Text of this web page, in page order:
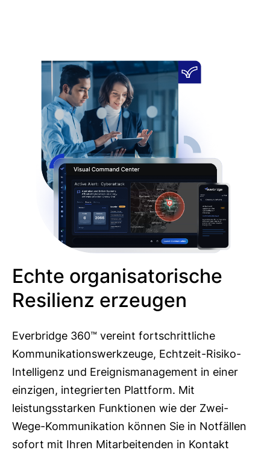
Echte organisatorische
Resilienz erzeugen
Everbridge 360™ vereint fortschrittliche
Kommunikationswerkzeuge, Echtzeit-Risiko-
Intelligenz und Ereignismanagement in einer
einzigen, integrierten Plattform. Mit
leistungsstarken Funktionen wie der Zwei-
Wege-Kommunikation können Sie in Notfällen
sofort mit Ihren Mitarbeitenden in Kontakt